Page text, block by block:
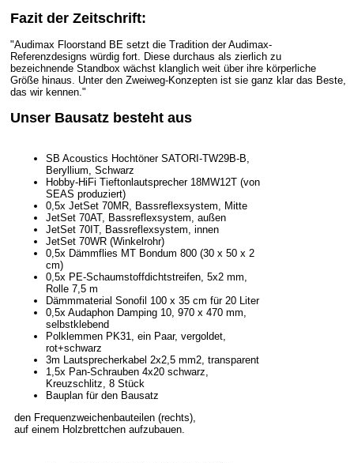
Fazit der Zeitschrift:
"Audimax Floorstand BE setzt die Tradition der Audimax-
Referenzdesigns würdig fort. Diese durchaus als zierlich zu
bezeichnende Standbox wächst klanglich weit über ihre körperliche
Größe hinaus. Unter den Zweiweg-Konzepten ist sie ganz klar das Beste,
das wir kennen."
Unser Bausatz besteht aus
SB Acoustics Hochtöner SATORI-TW29B-B,
Beryllium, Schwarz
Hobby-HiFi Tieftonlautsprecher 18MW12T (von
SEAS produziert)
0,5x JetSet 70MR, Bassreflexsystem, Mitte
JetSet 70AT, Bassreflexsystem, außen
JetSet 70IT, Bassreflexsystem, innen
JetSet 70WR (Winkelrohr)
0,5x Dämmflies MT Bondum 800 (30 x 50 x 2
cm)
0,5x PE-Schaumstoffdichtstreifen, 5x2 mm,
Rolle 7,5 m
Dämmmaterial Sonofil 100 x 35 cm für 20 Liter
0,5x Audaphon Damping 10, 970 x 470 mm,
selbstklebend
Polklemmen PK31, ein Paar, vergoldet,
rot+schwarz
3m Lautsprecherkabel 2x2,5 mm2, transparent
1,5x Pan-Schrauben 4x20 schwarz,
Kreuzschlitz, 8 Stück
Bauplan für den Bausatz
den Frequenzweichenbauteilen (rechts),
auf einem Holzbrettchen aufzubauen.